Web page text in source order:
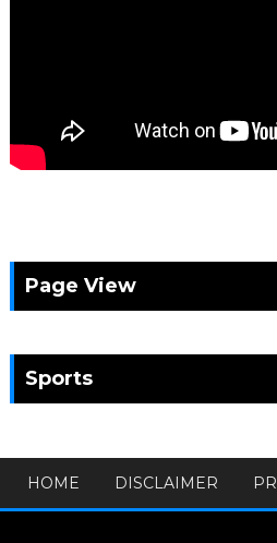
Page View
Sports
HOME DISCLAIMER